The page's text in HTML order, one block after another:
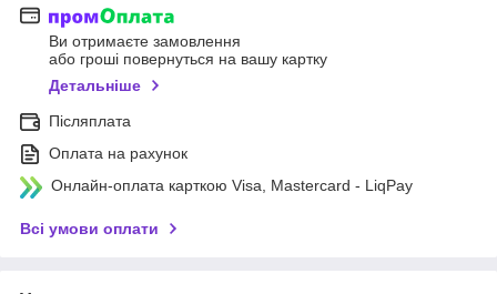
Ви отримаєте замовлення
або гроші повернуться на вашу картку
Детальніше
Післяплата
Оплата на рахунок
Онлайн-оплата карткою Visa, Mastercard - LiqPay
Всі умови оплати